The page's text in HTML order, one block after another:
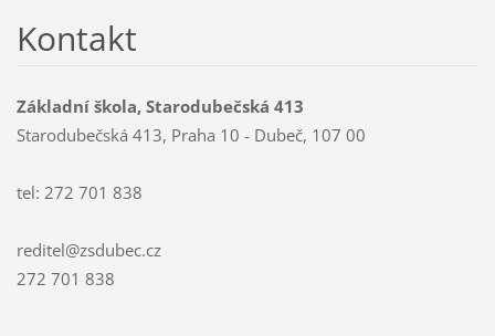
Kontakt
Základní škola, Starodubečská 413
Starodubečská 413, Praha 10 - Dubeč, 107 00
tel: 272 701 838
reditel@zsdubec.cz
272 701 838